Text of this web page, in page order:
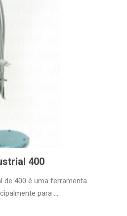
400
de 400 é uma ferramenta
para ...